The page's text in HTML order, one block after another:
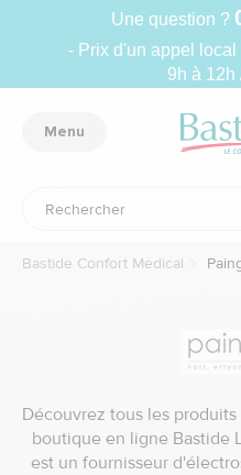
Une question ?
- Prix d'un appel
9h à 12h
Menu
Bastide Confort Médical
Découvrez tous les
boutique en ligne Bastide
est un fournisseur